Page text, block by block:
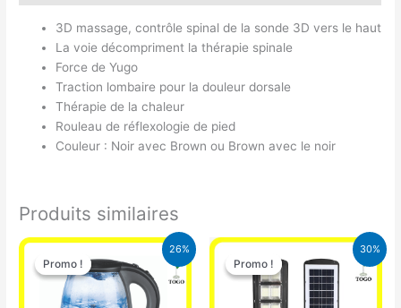
3D massage, contrôle spinal de la sonde 3D vers le haut
La voie décompriment la thérapie spinale
Force de Yugo
Traction lombaire pour la douleur dorsale
Thérapie de la chaleur
Rouleau de réflexologie de pied
Couleur : Noir avec Brown ou Brown avec le noir
Produits similaires
26%
Promo !
Promo !
Le
prix
initial
16.900 CFA.
Le
prix
actuel
est :
12.500 CFA.
30%
Promo !
Promo !
Le
prix
initial
était :
50.000 CFA.
Le
prix
actuel
est :
35.000